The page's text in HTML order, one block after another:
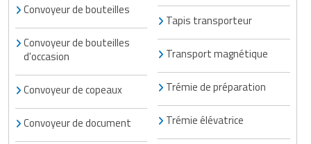
Convoyeur de bouteilles
Convoyeur de bouteilles
d'occasion
Convoyeur de copeaux
Convoyeur de document
Tapis transporteur
Transport magnétique
Trémie de préparation
Trémie élévatrice